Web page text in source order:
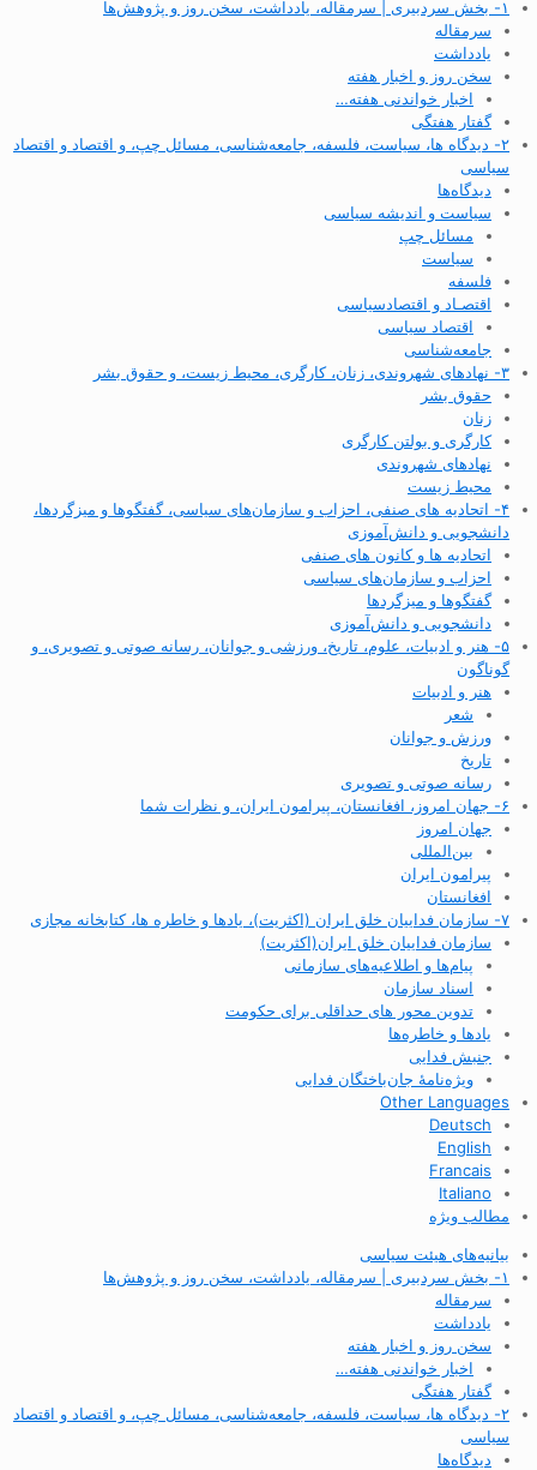
۱- بخش سردبیری | سرمقاله، یادداشت، سخن روز و پژوهش‌ها
سرمقاله
یادداشت
سخن روز و اخبار هفته
اخبار خواندنی هفته…
گفتار هفتگی
۲- دیدگاه ها، سیاست، فلسفه، جامعه‌شناسی، مسائل چپ، و اقتصاد و اقتصاد
سیاسی
دیدگاه‌ها
سیاست و اندیشه سیاسی
مسائل چپ
سیاست
فلسفه
اقتصـاد و اقتصاد‌سیاسی
اقتصاد سیاسی
جامعه‌شناسی
۳- نهادهای شهروندی، زنان، کارگری، محیط زیست، و حقوق بشر
حقوق بشر
زنان
کارگری و بولتن کارگری
نهادهای شهروندی
محیط زیست
۴- اتحادیه های صنفی، احزاب و سازمان‌های سیاسی، گفتگوها و میزگردها،
دانشجویی و دانش‌آموزی
اتحادیه ها و کانون های صنفی
احزاب و سازمان‌های سیاسی
گفتگوها و میزگردها
دانشجویی و دانش‌آموزی
۵- هنر و ادبیات، علوم، تاریخ، ورزشی و جوانان، رسانه صوتی و تصویری، و
گوناگون
هنر و ادبیات
شعر
ورزش و جوانان
تاریخ
رسانه صوتی و تصویری
۶- جهان امروز، افغانستان، پیرامون ایران، و نظرات شما
جهان امروز
بین‌المللی
پیرامون ایران
افغانستان
۷- سازمان فداییان خلق ایران (اکثریت)، یادها و خاطره ها، کتابخانه مجازی
سازمان فداییان خلق ایران(اکثریت)
پیام‌ها و اطلاعیه‌های سازمانی
اسناد سازمان
تدوین محور های حداقلی برای حکومت
یادها و خاطره‌ها
جنبش فدایی
ویژه‌نامهٔ جان‌باختگان فدایی
Other Languages
Deutsch
English
Francais
Italiano
مطالب ویژه
بیانیه‌های هیئت سیاسی
۱- بخش سردبیری | سرمقاله، یادداشت، سخن روز و پژوهش‌ها
سرمقاله
یادداشت
سخن روز و اخبار هفته
اخبار خواندنی هفته…
گفتار هفتگی
۲- دیدگاه ها، سیاست، فلسفه، جامعه‌شناسی، مسائل چپ، و اقتصاد و اقتصاد
سیاسی
دیدگاه‌ها